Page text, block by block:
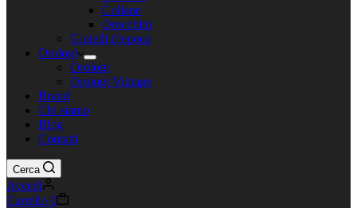
Collane
Orecchini
Gioielli d’epoca
Orologi
Orologi
Orologi Vintage
Brand
Chi siamo
Blog
Contatti
Cerca
Accedi
Carrello 0